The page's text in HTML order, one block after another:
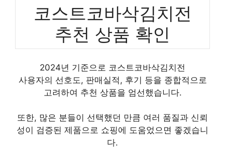
코스트코바삭김치전
추천 상품 확인
2024년 기준으로 코스트코바삭김치전
사용자의 선호도, 판매실적, 후기 등을 종합적으로
고려하여 추천 상품을 엄선했습니다.
또한, 많은 분들이 선택했던 만큼 여러 품질과 신뢰
성이 검증된 제품으로 쇼핑에 도움었으면 좋겠습니
다.